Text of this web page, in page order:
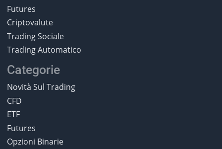
Futures
Criptovalute
Trading Sociale
Trading Automatico
Categorie
Novità Sul Trading
CFD
ETF
Futures
Opzioni Binarie